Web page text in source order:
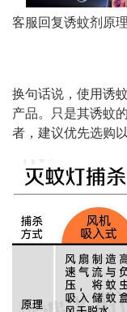
客服回复诱蚊剂原
换句话说，使用诱
产品。只是其诱蚊
者，建议优先选购